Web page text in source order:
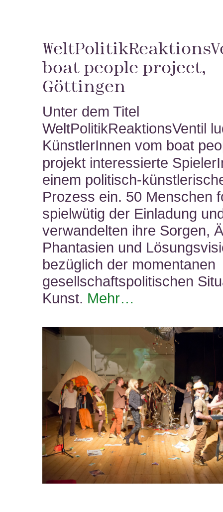
boat people project,
Göttingen
Unter dem Titel
WeltPolitikReaktionsVentil
KünstlerInnen vom boat
projekt interessierte
einem politisch-
Prozess ein. 50 Menschen
spielwütig der Einladung
verwandelten ihre Sorgen,
Phantasien und
bezüglich der momentanen
gesellschaftspolitischen
Kunst. Mehr…